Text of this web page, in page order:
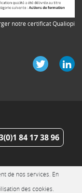
notre certificat Qualiopi
84 17 38 96
de nos services. En
des cookies.